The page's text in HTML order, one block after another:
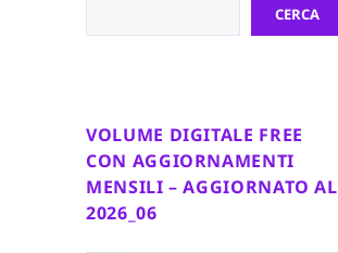
CERCA
VOLUME DIGITALE FREE
CON AGGIORNAMENTI
MENSILI – AGGIORNATO AL
2026_06